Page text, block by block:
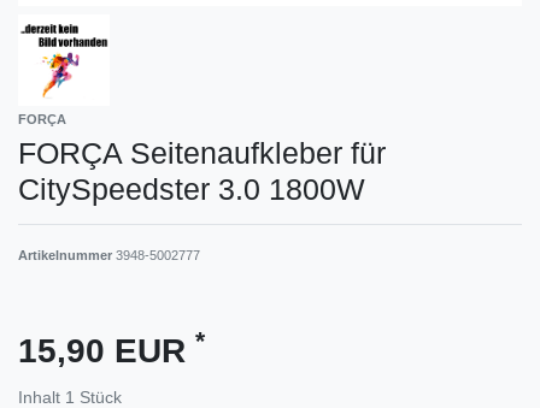
FORÇA
FORÇA Seitenaufkleber für
CitySpeedster 3.0 1800W
Artikelnummer 3948-5002777
15,90 EUR *
Inhalt 1 Stück